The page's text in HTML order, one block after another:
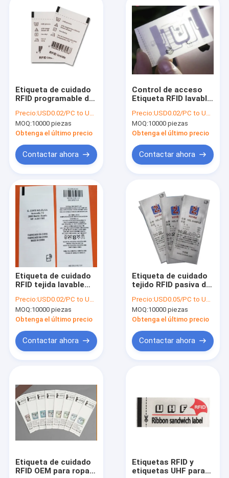
Productos
Sobre nosotros
Viaje de la fábrica
Control de calidad
Pida una cita
Etiquetas de etiqueta RFID
Etiqueta de conexión RFID
Etiqueta de cuidado RFID
RFID en etiqueta del metal
Etiqueta de cuidado
RFID programable de
960MHZ Frecuencia
Precio:USD0.02/PC to USD0.05/PC
MOQ:10000 piezas
Obtenga el último precio
Contactar ahora
Control de acceso
Etiqueta RFID lavable
de barras
Precio:USD0.02/PC to USD0.05/PC
MOQ:10000 piezas
Obtenga el último precio
Contactar ahora
Etiqueta de cuidado
RFID tejida lavable
Largo alcance de
lectura
Precio:USD0.02/PC to USD0.05/PC
MOQ:10000 piezas
Obtenga el último precio
Contactar ahora
Etiqueta de cuidado
tejido RFID pasiva de
consistencia
Precio:USD0.05/PC to USD0.08/PC
MOQ:10000 piezas
Obtenga el último precio
Contactar ahora
Etiqueta de cuidado
RFID OEM para ropa
Etiquetas RFID y
etiquetas UHF para